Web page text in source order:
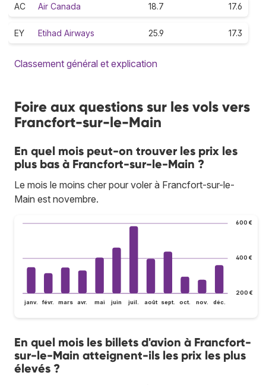
AC Air Canada 18.7 17.6
EY Etihad Airways 25.9 17.3
Classement général et explication
Foire aux questions sur les vols vers
Francfort-sur-le-Main
En quel mois peut-on trouver les prix les
plus bas à Francfort-sur-le-Main ?
Le mois le moins cher pour voler à Francfort-sur-le-
Main est novembre.
200 €
400 €
600 €
janv. févr. mars avr. mai juin juil. août sept. oct. nov. déc.
En quel mois les billets d'avion à Francfort-
sur-le-Main atteignent-ils les prix les plus
élevés ?